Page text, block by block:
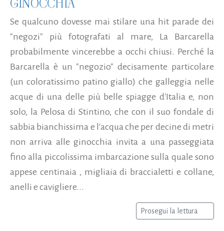
GINOCCHIA
Se qualcuno dovesse mai stilare una hit parade dei
"negozi" più fotografati al mare, La Barcarella
probabilmente vincerebbe a occhi chiusi. Perché la
Barcarella è un "negozio" decisamente particolare
(un coloratissimo patino giallo) che galleggia nelle
acque di una delle più belle spiagge d'Italia e, non
solo, la Pelosa di Stintino, che con il suo fondale di
sabbia bianchissima e l'acqua che per decine di metri
non arriva alle ginocchia invita a una passeggiata
fino alla piccolissima imbarcazione sulla quale sono
appese centinaia , migliaia di braccialetti e collane,
anelli e cavigliere...
Prosegui la lettura